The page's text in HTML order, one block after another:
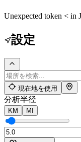
Unexpected token < in
設定
現在地を使用
分析半径
KM MI